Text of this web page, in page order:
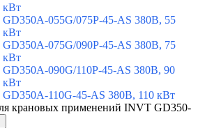
кВт
GD350A-055G/075P-45-AS 380В, 55
кВт
GD350A-075G/090P-45-AS 380В, 75
кВт
GD350A-090G/110P-45-AS 380В, 90
кВт
GD350A-110G-45-AS 380В, 110 кВт
крановых применений INVT GD350-